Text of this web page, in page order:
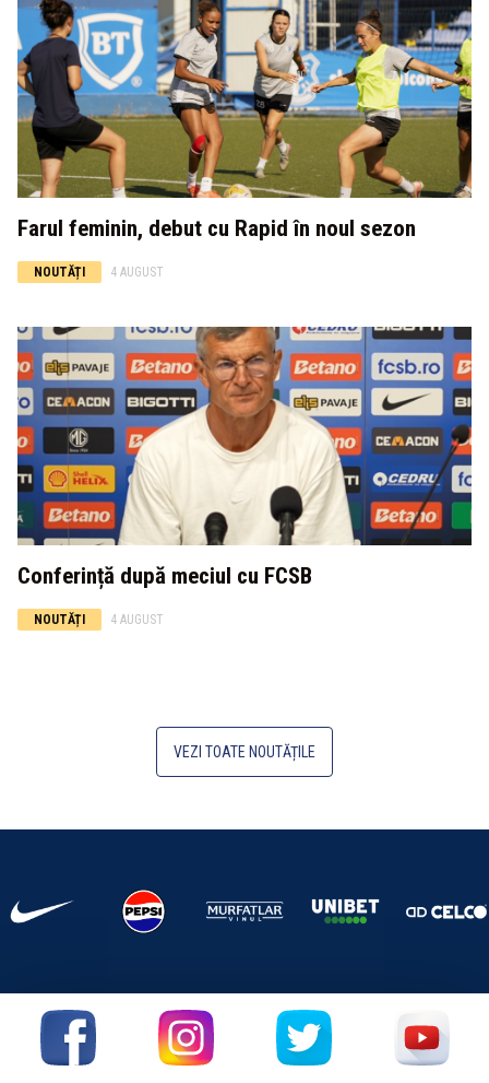
Farul feminin, debut cu Rapid în noul sezon
NOUTĂȚI 4 AUGUST
Conferință după meciul cu FCSB
NOUTĂȚI 4 AUGUST
VEZI TOATE NOUTĂȚILE